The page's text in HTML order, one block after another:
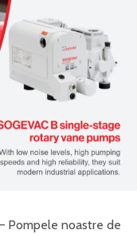
Pompele noastre de